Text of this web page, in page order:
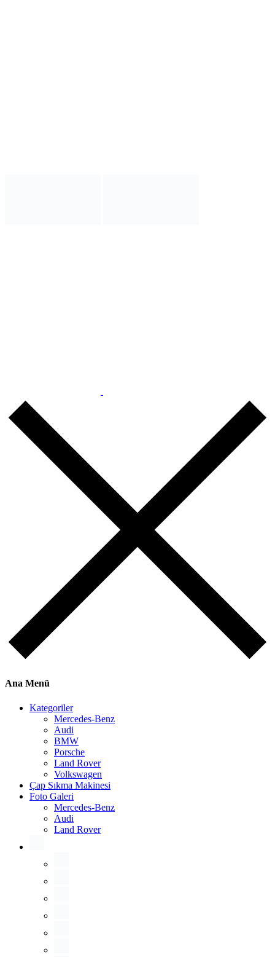
Ana Menü
Kategoriler
Mercedes-Benz
Audi
BMW
Porsche
Land Rover
Volkswagen
Çap Sıkma Makinesi
Foto Galeri
Mercedes-Benz
Audi
Land Rover